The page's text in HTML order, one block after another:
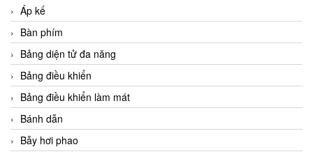
Áp kế
Bàn phím
Bảng diện tử đa năng
Bảng điều khiển
Bảng điều khiển làm mát
Bánh dẫn
Bẫy hơi phao